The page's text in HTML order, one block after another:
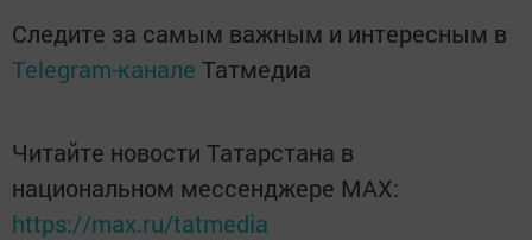
Следите за самым важным и интересным в
Telegram-канале Татмедиа
Читайте новости Татарстана в
национальном мессенджере MАХ:
https://max.ru/tatmedia